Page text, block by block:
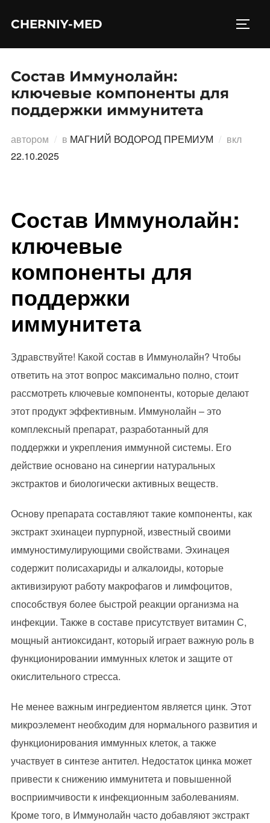
CHERNIY-MED
Состав Иммунолайн:
ключевые компоненты для
поддержки иммунитета
автором в МАГНИЙ ВОДОРОД ПРЕМИУМ вкл
22.10.2025
Состав Иммунолайн:
ключевые
компоненты для
поддержки
иммунитета
Здравствуйте! Какой состав в Иммунолайн? Чтобы
ответить на этот вопрос максимально полно, стоит
рассмотреть ключевые компоненты, которые делают
этот продукт эффективным. Иммунолайн – это
комплексный препарат, разработанный для
поддержки и укрепления иммунной системы. Его
действие основано на синергии натуральных
экстрактов и биологически активных веществ.
Основу препарата составляют такие компоненты, как
экстракт эхинацеи пурпурной, известный своими
иммуностимулирующими свойствами. Эхинацея
содержит полисахариды и алкалоиды, которые
активизируют работу макрофагов и лимфоцитов,
способствуя более быстрой реакции организма на
инфекции. Также в составе присутствует витамин С,
мощный антиоксидант, который играет важную роль в
функционировании иммунных клеток и защите от
окислительного стресса.
Не менее важным ингредиентом является цинк. Этот
микроэлемент необходим для нормального развития и
функционирования иммунных клеток, а также
участвует в синтезе антител. Недостаток цинка может
привести к снижению иммунитета и повышенной
восприимчивости к инфекционным заболеваниям.
Кроме того, в Иммунолайн часто добавляют экстракт